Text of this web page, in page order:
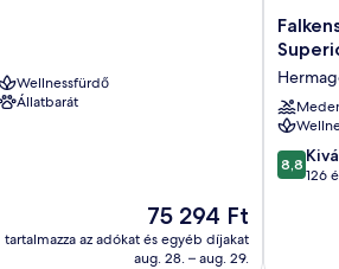
Wellnessfürdő
Állatbarát
Az
ár
75 294 Ft
75 294 Ft
tartalmazza az adókat és egyéb díjakat
aug. 28. – aug. 29.
Hotel
Spa
Carinzia
l
4
Star
8.8
8,8
126